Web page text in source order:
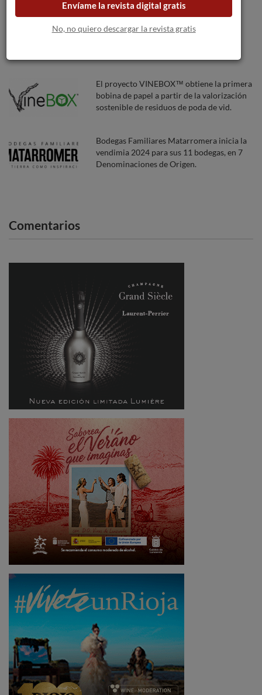
Ramón Bilbao y Lalomba triunfan en los
El proyecto VINEBOX™ obtiene la primera
bobina de papel a partir de la valorización
sostenible de residuos de poda de vid.
Bodegas Familiares Matarromera inicia la
vendimia 2024 para sus 11 bodegas, en 7
Denominaciones de Origen.
Comentarios
Envíame la revista digital gratis
No, no quiero descargar la revista gratis